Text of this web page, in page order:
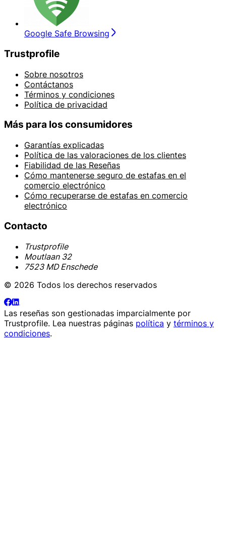
Google Safe Browsing
Trustprofile
Sobre nosotros
Contáctanos
Términos y condiciones
Política de privacidad
Más para los consumidores
Garantías explicadas
Política de las valoraciones de los clientes
Fiabilidad de las Reseñas
Cómo mantenerse seguro de estafas en el
comercio electrónico
Cómo recuperarse de estafas en comercio
electrónico
Contacto
Trustprofile
Moutlaan 32
7523 MD Enschede
© 2026 Todos los derechos reservados
Las reseñas son gestionadas imparcialmente por
Trustprofile. Lea nuestras páginas política y términos y
condiciones.